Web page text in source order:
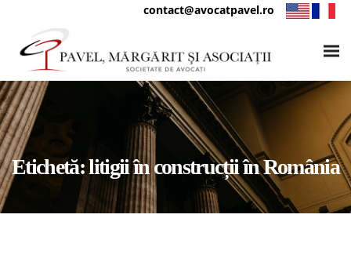
contact@avocatpavel.ro
Etichetă:litigii în construcții în România